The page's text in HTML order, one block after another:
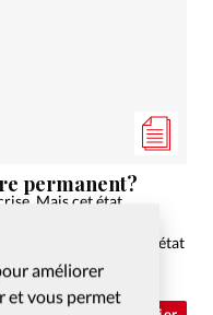
améliorer
et vous permet
permanent?
Mais cet état
place pour le
de la société? Un état